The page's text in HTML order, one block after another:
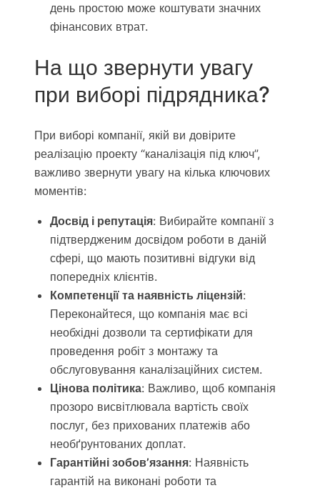
день простою може коштувати значних
фінансових втрат.
На що звернути увагу
при виборі підрядника?
При виборі компанії, якій ви довірите
реалізацію проекту “каналізація під ключ”,
важливо звернути увагу на кілька ключових
моментів:
Досвід і репутація: Вибирайте компанії з
підтвердженим досвідом роботи в даній
сфері, що мають позитивні відгуки від
попередніх клієнтів.
Компетенції та наявність ліцензій:
Переконайтеся, що компанія має всі
необхідні дозволи та сертифікати для
проведення робіт з монтажу та
обслуговування каналізаційних систем.
Цінова політика: Важливо, щоб компанія
прозоро висвітлювала вартість своїх
послуг, без прихованих платежів або
необґрунтованих доплат.
Гарантійні зобов’язання: Наявність
гарантій на виконані роботи та